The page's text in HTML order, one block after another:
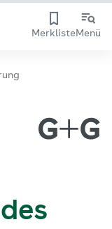
MerklisteMenü